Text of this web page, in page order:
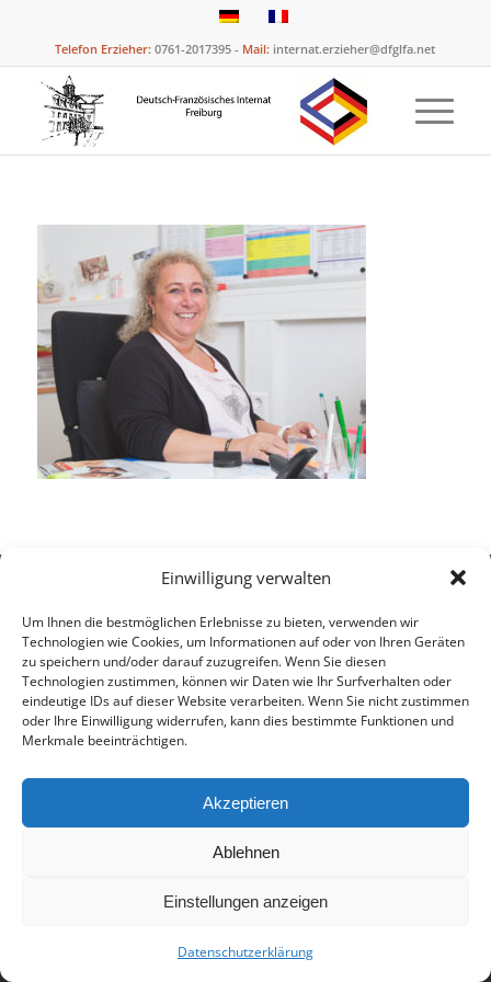
Einwilligung verwalten
Um Ihnen die bestmöglichen Erlebnisse zu bieten, verwenden wir
Technologien wie Cookies, um Informationen auf oder von Ihren Geräten
zu speichern und/oder darauf zuzugreifen. Wenn Sie diesen
Technologien zustimmen, können wir Daten wie Ihr Surfverhalten oder
eindeutige IDs auf dieser Website verarbeiten. Wenn Sie nicht zustimmen
oder Ihre Einwilligung widerrufen, kann dies bestimmte Funktionen und
Merkmale beeinträchtigen.
Akzeptieren
Ablehnen
Einstellungen anzeigen
Datenschutzerklärung
Telefon Erzieher: 0761-2017395 - Mail: internat.erzieher@dfglfa.net
© 2017 - Deutsch-Französisches Internat Freiburg - Realisiert von
Impressum
Datenschutzerklärung